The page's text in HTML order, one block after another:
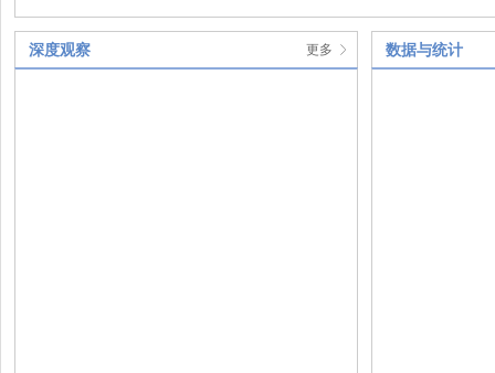
深度观察 更多 数据与统计